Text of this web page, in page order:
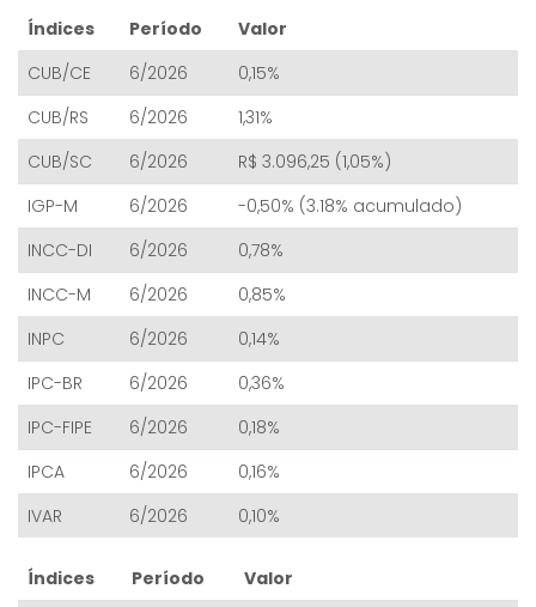
Índices Período
Valor
CUB/CE
6/2026
0,15%
CUB/RS
6/2026
1,31%
CUB/SC
6/2026
R$ 3.096,25 (1,05%)
IGP-M
6/2026
-0,50% (3.18% acumulado)
INCC-DI
6/2026
0,78%
INCC-M
6/2026
0,85%
INPC
6/2026
0,14%
IPC-BR
6/2026
0,36%
IPC-FIPE
6/2026
0,18%
IPCA
6/2026
0,16%
IVAR
6/2026 0,10%
Índices Período
Valor